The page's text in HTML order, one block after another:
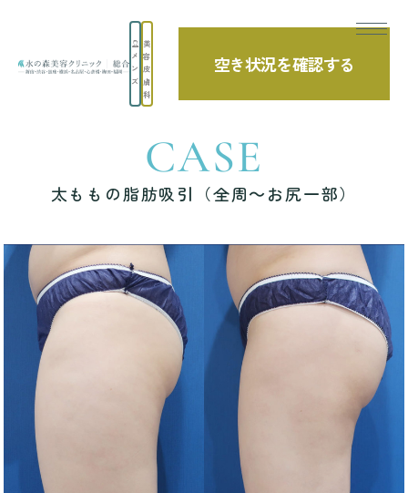
メ
ン
ズ
美
容
皮
膚
科
空き状況を確認する
TOP 症例写真 太ももの脂肪吸引（全周～お尻一部）
CASE
太ももの脂肪吸引（全周～お尻一部）